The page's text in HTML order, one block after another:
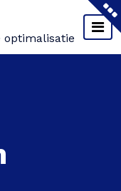
optimalisatie